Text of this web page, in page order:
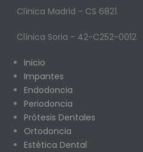
Clínica Madrid - CS 6821
Clínica Soria - 42-C252-0012
Inicio
Impantes
Endodoncia
Periodoncia
Prótesis Dentales
Ortodoncia
Estética Dental